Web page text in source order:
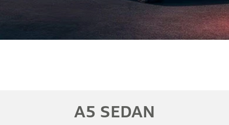
Email
e concordo em receber
comunicações da concessionária.
A5 SEDAN